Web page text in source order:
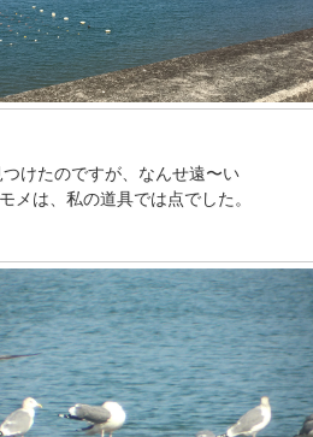
けたのですが、なんせ遠〜い
メは、私の道具では点でした。